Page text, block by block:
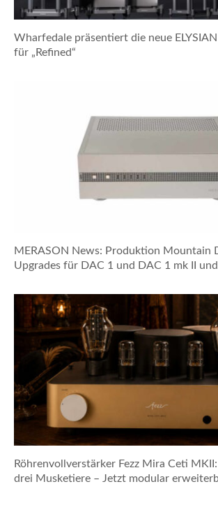
Wharfedale präsentiert die neue ELYSIAN
für „Refined“
MERASON News: Produktion Mountain
Upgrades für DAC 1 und DAC 1 mk II
Röhrenvollverstärker Fezz Mira Ceti
drei Musketiere – Jetzt modular